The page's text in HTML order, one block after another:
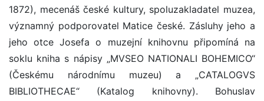
1872), mecenáš české kultury, spoluzakladatel muzea,
významný podporovatel Matice české. Zásluhy jeho a
jeho otce Josefa o muzejní knihovnu připomíná na
soklu kniha s nápisy „MVSEO NATIONALI BOHEMICO“
(Českému národnímu muzeu) a „CATALOGVS
BIBLIOTHECAE“ (Katalog knihovny). Bohuslav